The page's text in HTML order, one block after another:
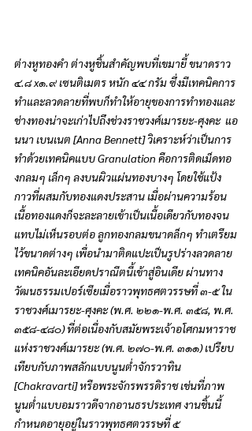
ต่างหูทองคำ ต่างหูชิ้นสำคัญพบที่เขมายี้ ขนาดราว
๔.๘ x๑.๙ เซนติเมตร หนัก ๔๔ กรัม ซึ่งมีเทคนิคการ
ทำและลวดลายที่พบก็ทำให้อายุของการทำทองและ
ช่างทองน่าจะเก่าไปถึงช่วงราชวงศ์เมารยะ-ศุงคะ  แอ
นนา เบนเนต [Anna Bennett] วิเคราะห์ว่าเป็นการ
ทำด้วยเทคนิคแบบ Granulation คือการติดเม็ดทอ
งกลมๆ เล็กๆ ลงบนผิวแผ่นทองบางๆ โดยใช้แป้ง
กาวที่ผสมกับทองแดงประสาน เมื่อผ่านความร้อน
เนื้อทองแดงก็จะละลายเข้าเป็นเนื้อเดียวกับทองจน
แทบไม่เห็นรอบต่อ ลูกทองกลมขนาดล็กๆ ทำเตรียม
ไว้ขนาดต่างๆ เพื่อนำมาติดแปะเป็นรูปร่างลวดลาย
เทคนิคอันละเอียดปราณีตนี้เข้าสู่อินเดีย ผ่านทาง
วัฒนธรรมเปอร์เซียเมื่อราวพุทธศตวรรษที่ ๓-๕ ใน
ราชวงศ์เมารยะ-ศุงคะ (พ.ศ. ๒๒๑-พ.ศ. ๓๕๘, พ.ศ.
๓๕๘-๔๘๐) ที่ต่อเนื่องกับสมัยพระเจ้าอโศกมหาราช
แห่งราชวงศ์เมารยะ (พ.ศ. ๒๗๐-พ.ศ. ๓๑๑) เปรียบ
เทียบกับภาพสลักแบบนูนต่ำจักรวาทิน
[Chakravarti] หรือพระจักรพรรดิราช เช่นที่ภาพ
นูนต่ำแบบอมราวดีจากอานธรประเทศ งานชิ้นนี้
กำหนดอายุอยู่ในราวพุทธศตวรรษที่ ๕